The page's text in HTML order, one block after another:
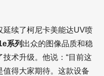
延续了柯尼卡美能达UV喷
系列 出众的图像品质和稳
术升级。他说：“目前这
得大家期待。这款设备